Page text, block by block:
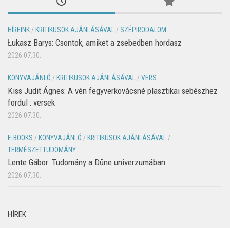
HÍREINK / KRITIKUSOK AJÁNLÁSÁVAL / SZÉPIRODALOM
Łukasz Barys: Csontok, amiket a zsebedben hordasz
2026.07.30.
KÖNYVAJÁNLÓ / KRITIKUSOK AJÁNLÁSÁVAL /VERS
Kiss Judit Ágnes: A vén fegyverkovácsné plasztikai sebészhez
fordul : versek
2026.07.30.
E-BOOKS / KÖNYVAJÁNLÓ / KRITIKUSOK AJÁNLÁSÁVAL
/
TERMÉSZETTUDOMÁNY
Lente Gábor: Tudomány a Dűne univerzumában
2026.07.30.
HÍREK